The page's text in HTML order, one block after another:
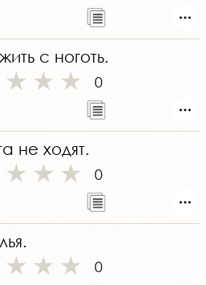
с ноготь.
0
не ходят.
0
0